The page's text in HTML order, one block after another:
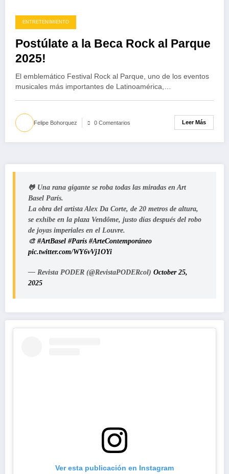
ENTRETENIMIENTO
Postúlate a la Beca Rock al Parque
2025!
El emblemático Festival Rock al Parque, uno de los eventos
musicales más importantes de Latinoamérica,…
Felipe Bohorquez 0 Comentarios Leer Más
🐸 Una rana gigante se roba todas las miradas en Art
Basel París.
La obra del artista Alex Da Corte, de 20 metros de altura,
se exhibe en la plaza Vendôme, justo días después del robo
de joyas imperiales en el Louvre.
🎨 #ArtBasel #París #ArteContemporáneo
pic.twitter.com/WY6vVj1OYi
— Revista PODER (@RevistaPODERcol) October 25,
2025
Ver esta publicación en Instagram